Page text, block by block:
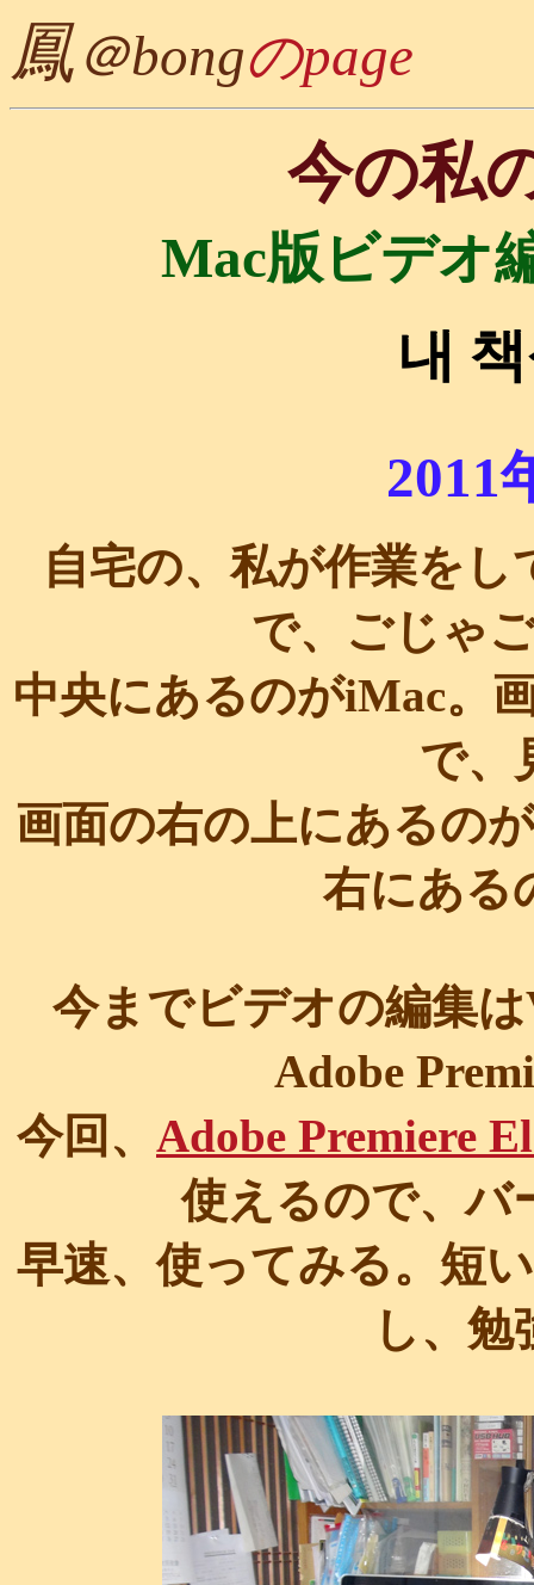
鳳＠bongのpage
今の私
Mac版ビデオ
내
2011
自宅の、私が作業を
で、ごじゃ
中央にあるのがiMac。
で、
画面の右の上にあるの
右にある
今までビデオの編集
Adobe
今回、 Adobe Premiere
使えるので、バ
早速、使ってみる。短
し、勉